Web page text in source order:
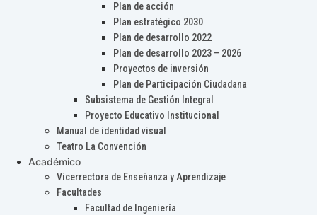
Plan de acción
Plan estratégico 2030
Plan de desarrollo 2022
Plan de desarrollo 2023 – 2026
Proyectos de inversión
Plan de Participación Ciudadana
Subsistema de Gestión Integral
Proyecto Educativo Institucional
Manual de identidad visual
Teatro La Convención
Académico
Vicerrectora de Enseñanza y Aprendizaje
Facultades
Facultad de Ingeniería